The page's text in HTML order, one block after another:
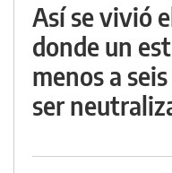
Así se vivió
donde un
menos a
ser